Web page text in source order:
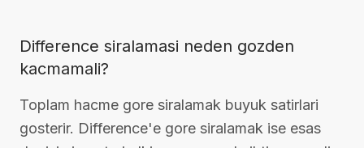
Difference siralamasi neden gozden
kacmamali?
Toplam hacme gore siralamak buyuk satirlari
gosterir. Difference'e gore siralamak ise esas